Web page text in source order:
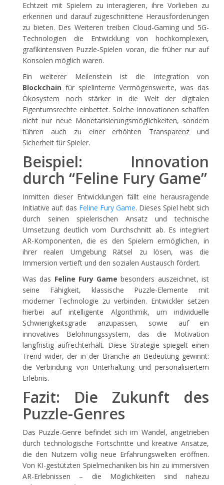
Echtzeit mit Spielern zu interagieren, ihre Vorlieben zu
erkennen und darauf zugeschnittene Herausforderungen
zu bieten. Des Weiteren treiben Cloud-Gaming und 5G-
Technologien die Entwicklung von hochkomplexen,
grafikintensiven Puzzle-Spielen voran, die früher nur auf
Konsolen möglich waren.
Ein weiterer Meilenstein ist die Integration von
Blockchain für spielinterne Vermögenswerte, was das
Ökosystem noch stärker in die Welt der digitalen
Eigentumsrechte einbettet. Solche Innovationen schaffen
nicht nur neue Monetarisierungsmöglichkeiten, sondern
führen auch zu einer erhöhten Transparenz und
Sicherheit für Spieler.
Beispiel: Innovation
durch “Feline Fury Game”
Inmitten dieser Entwicklungen fällt eine herausragende
Initiative auf: das Feline Fury Game. Dieses Spiel hebt sich
durch seinen spielerischen Ansatz und technische
Umsetzung deutlich vom Durchschnitt ab. Es integriert
AR-Komponenten, die es den Spielern ermöglichen, in
ihrer realen Umgebung Rätsel zu lösen, was die
Immersion vertieft und den sozialen Austausch fördert.
Was das Feline Fury Game besonders auszeichnet, ist
seine Fähigkeit, klassische Puzzle-Elemente mit
moderner Technologie zu verbinden. Entwickler setzen
hierbei auf intelligente Algorithmik, um individuelle
Schwierigkeitsgrade anzupassen, sowie auf ein
innovatives Belohnungssystem, das die Motivation
langfristig aufrechterhält. Diese Strategie spiegelt einen
Trend wider, der in der Branche an Bedeutung gewinnt:
die Verbindung von Unterhaltung und personalisiertem
Erlebnis.
Fazit: Die Zukunft des
Puzzle-Genres
Das Puzzle-Genre befindet sich im Wandel, angetrieben
durch technologische Fortschritte und kreative Ansätze,
die den Nutzern völlig neue Erfahrungswelten eröffnen.
Von KI-gestützten Spielmechaniken bis hin zu immersiven
AR-Erlebnissen – die Möglichkeiten sind nahezu